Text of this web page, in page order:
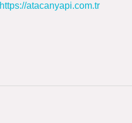
https://atacanyapi.com.tr